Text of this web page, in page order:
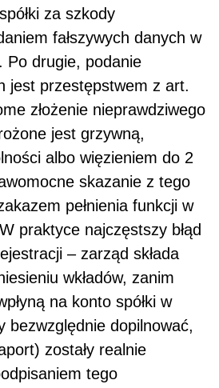
za szkody
fałszywych danych w
Po drugie, podanie
jest przestępstwem z art.
złożenie nieprawdziwego
jest grzywną,
albo więzieniem do 2
skazanie z tego
pełnienia funkcji w
praktyce najczęstszy błąd
– zarząd składa
wkładów, zanim
na konto spółki w
bezwzględnie dopilnować,
zostały realnie
tego